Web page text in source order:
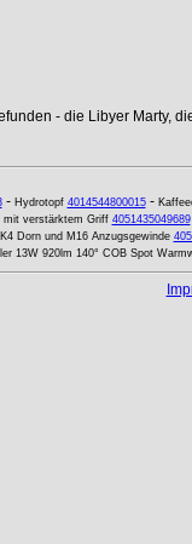
- die Libyer Marty,
- Hydrotopf 4014544800015-
mit verstärktem Griff 4051435049689
Dorn und M16 Anzugsgewinde
13W 920lm 140° COB Spot